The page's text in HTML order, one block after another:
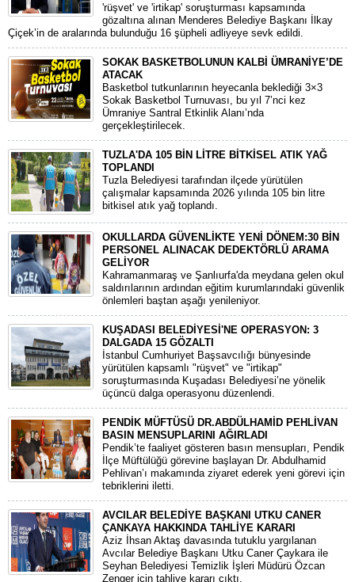
'rüşvet' ve 'irtikap' soruşturması kapsamında
gözaltına alınan Menderes Belediye Başkanı İlkay
Çiçek’in de aralarında bulunduğu 16 şüpheli adliyeye sevk edildi.
SOKAK BASKETBOLUNUN KALBİ ÜMRANİYE’DE
ATACAK
Basketbol tutkunlarının heyecanla beklediği 3×3
Sokak Basketbol Turnuvası, bu yıl 7’nci kez
Ümraniye Santral Etkinlik Alanı’nda
gerçekleştirilecek.
TUZLA'DA 105 BİN LİTRE BİTKİSEL ATIK YAĞ
TOPLANDI
Tuzla Belediyesi tarafından ilçede yürütülen
çalışmalar kapsamında 2026 yılında 105 bin litre
bitkisel atık yağ toplandı.
OKULLARDA GÜVENLİKTE YENİ DÖNEM:30 BİN
PERSONEL ALINACAK DEDEKTÖRLÜ ARAMA
GELİYOR
​Kahramanmaraş ve Şanlıurfa'da meydana gelen okul
saldırılarının ardından eğitim kurumlarındaki güvenlik
önlemleri baştan aşağı yenileniyor.
KUŞADASI BELEDİYESİ'NE OPERASYON: 3
DALGADA 15 GÖZALTI
​İstanbul Cumhuriyet Başsavcılığı bünyesinde
yürütülen kapsamlı "rüşvet" ve "irtikap"
soruşturmasında Kuşadası Belediyesi’ne yönelik
üçüncü dalga operasyonu düzenlendi.
PENDİK MÜFTÜSÜ DR.ABDÜLHAMİD PEHLİVAN
BASIN MENSUPLARINI AĞIRLADI
​Pendik’te faaliyet gösteren basın mensupları, Pendik
İlçe Müftülüğü görevine başlayan Dr. Abdulhamid
Pehlivan’ı makamında ziyaret ederek yeni görevi için
tebriklerini iletti.
AVCILAR BELEDİYE BAŞKANI UTKU CANER
ÇANKAYA HAKKINDA TAHLİYE KARARI
​Aziz İhsan Aktaş davasında tutuklu yargılanan
Avcılar Belediye Başkanı Utku Caner Çaykara ile
Seyhan Belediyesi Temizlik İşleri Müdürü Özcan
Zenger için tahliye kararı çıktı.